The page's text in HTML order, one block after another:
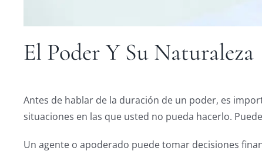
El Poder Y Su Naturaleza
Antes de hablar de la duración de un poder, es
situaciones en las que usted no pueda hacerlo.
Un agente o apoderado puede tomar decisiones